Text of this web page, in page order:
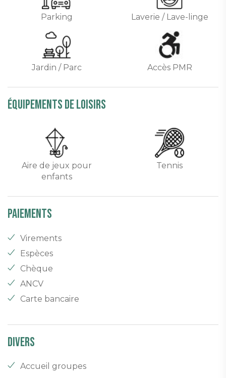
Parking Laverie / Lave-linge
Jardin / Parc Accès PMR
équipements de loisirs
Aire de jeux pour
enfants
Tennis
Paiements
Virements
Espèces
Chèque
ANCV
Carte bancaire
Divers
Accueil groupes